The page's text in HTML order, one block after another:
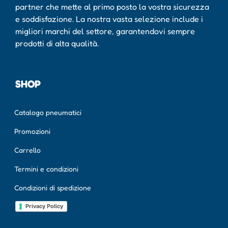
partner che mette al primo posto la vostra sicurezza
e soddisfazione. La nostra vasta selezione include i
migliori marchi del settore, garantendovi sempre
prodotti di alta qualità.
SHOP
Catalogo pneumatici
Promozioni
Carrello
Termini e condizioni
Condizioni di spedizione
Privacy Policy